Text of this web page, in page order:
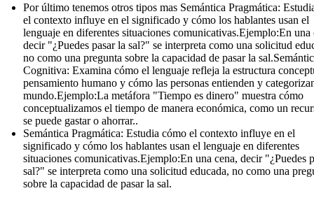
Por último tenemos otros tipos mas Semántica Pragmática:
el contexto influye en el significado y cómo los hablantes usan el
lenguaje en diferentes situaciones comunicativas.Ejemplo:En una
decir "¿Puedes pasar la sal?" se interpreta como una solicitud
no como una pregunta sobre la capacidad de pasar la
Cognitiva: Examina cómo el lenguaje refleja la estructura
pensamiento humano y cómo las personas entienden y
mundo.Ejemplo:La metáfora "Tiempo es dinero" muestra cómo
conceptualizamos el tiempo de manera económica, como un
se puede gastar o ahorrar..
Semántica Pragmática: Estudia cómo el contexto influye en el
significado y cómo los hablantes usan el lenguaje en diferentes
situaciones comunicativas.Ejemplo:En una cena, decir "¿Puedes
sal?" se interpreta como una solicitud educada, no como una
sobre la capacidad de pasar la sal.